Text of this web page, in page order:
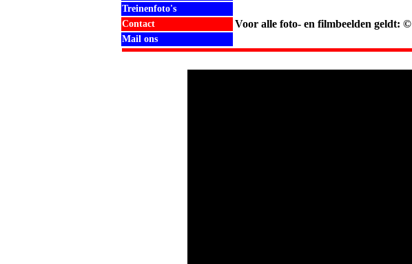
Treinenfoto's
Contact
Voor alle foto- en filmbeelden geldt:
Mail ons